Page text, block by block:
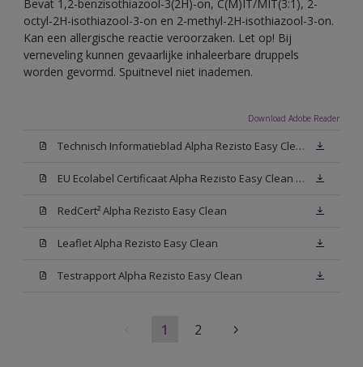
Bevat 1,2-benzisothiazool-3(2H)-on, C(M)IT/MIT(3:1), 2-
octyl-2H-isothiazool-3-on en 2-methyl-2H-isothiazool-3-on.
Kan een allergische reactie veroorzaken. Let op! Bij
verneveling kunnen gevaarlijke inhaleerbare druppels
worden gevormd. Spuitnevel niet inademen.
Download Adobe Reader
Technisch Informatieblad Alpha Rezisto Easy Clean (PDF)
EU Ecolabel Certificaat Alpha Rezisto Easy Clean Mat
RedCert² Alpha Rezisto Easy Clean
Leaflet Alpha Rezisto Easy Clean
Testrapport Alpha Rezisto Easy Clean
1 2